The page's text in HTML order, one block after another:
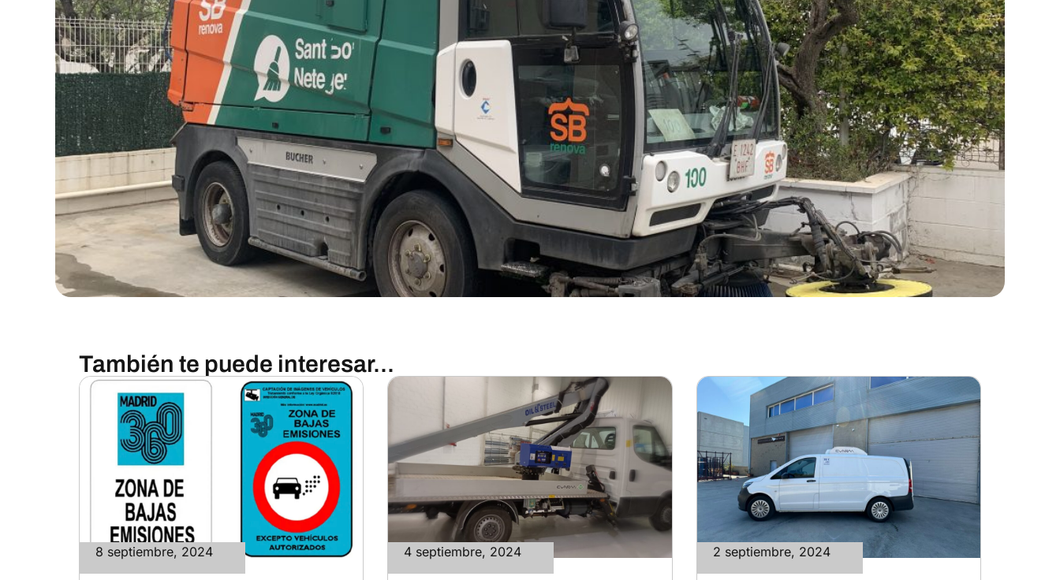
También te puede interesar...
8 septiembre, 2024 4 septiembre, 2024 2 septiembre, 2024